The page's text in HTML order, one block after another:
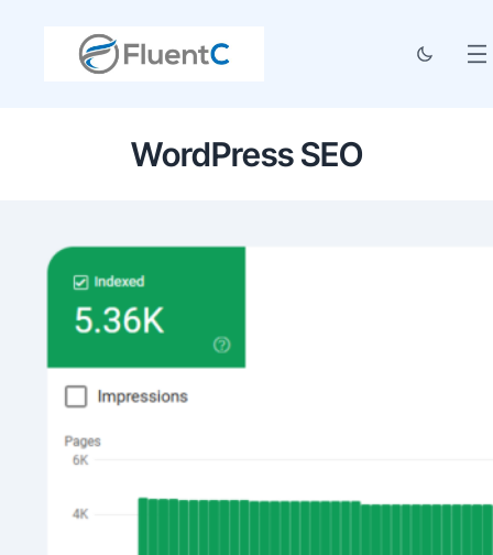
WordPress SEO